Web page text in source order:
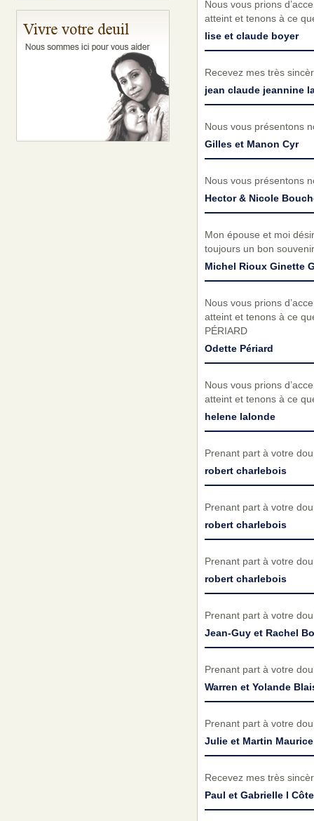
Nous vous prions
atteint et tenons à ce
lise et claude boyer
Recevez mes très
jean claude jeannine
Nous vous présentons
Gilles et Manon Cyr
Nous vous présentons
Hector & Nicole
Mon épouse et moi
toujours un bon
Michel Rioux Ginette
Nous vous prions
atteint et tenons à ce
PÉRIARD
Odette Périard
Nous vous prions
atteint et tenons à ce
helene lalonde
Prenant part à votre
robert charlebois
Prenant part à votre
robert charlebois
Prenant part à votre
robert charlebois
Prenant part à votre
Jean-Guy et Rachel
Prenant part à votre
Warren et Yolande
Prenant part à votre
Julie et Martin Maurice
Recevez mes très
Paul et Gabrielle l